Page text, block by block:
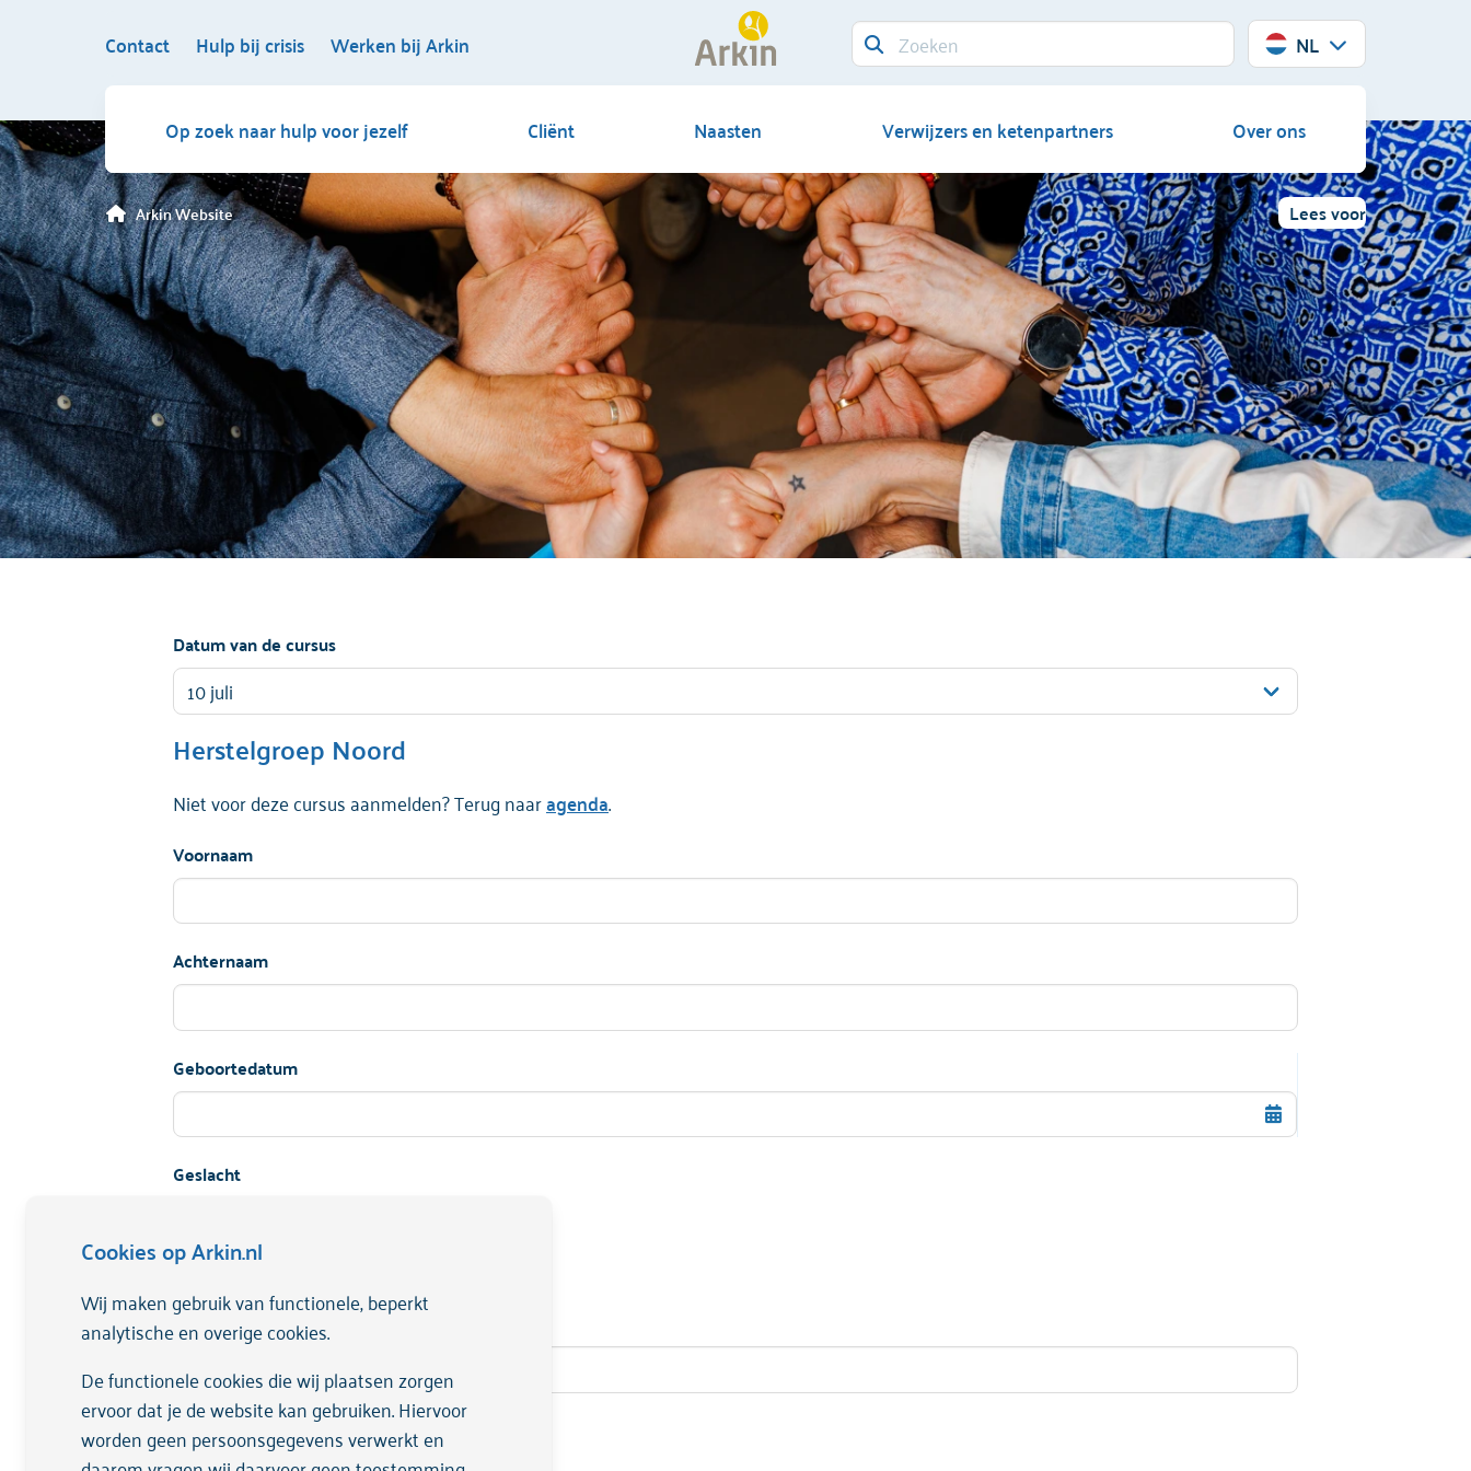
Contact Hulp bij crisis Werken bij Arkin NL
Op zoek naar hulp voor jezelf Cliënt Naasten Verwijzers en ketenpartners Over ons
Arkin Website Lees voor
Datum van de cursus
Herstelgroep Noord
Niet voor deze cursus aanmelden? Terug naaragenda.
Voornaam
Achternaam
Geboortedatum
Geslacht
Vrouw
Anders
E-mailadres
Ik heb geen e-mailadres
Cookies op Arkin.nl
Wij maken gebruik van functionele, beperkt
analytische en overige cookies.
De functionele cookies die wij plaatsen zorgen
ervoor dat je de website kan gebruiken. Hiervoor
worden geen persoonsgegevens verwerkt en